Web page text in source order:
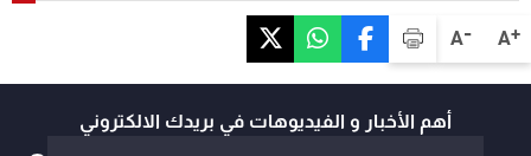
A+
A-
أهم الأخبار و الفيديوهات في بريدك الالكتروني